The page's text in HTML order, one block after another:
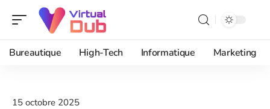
Bureautique High-Tech Informatique Marketing
15 octobre 2025